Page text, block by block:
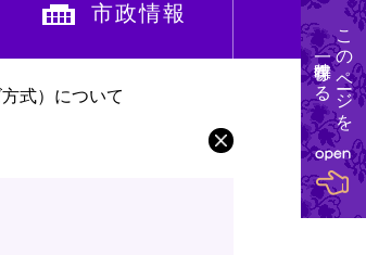
市政情報
式）について このページを
一時保存する